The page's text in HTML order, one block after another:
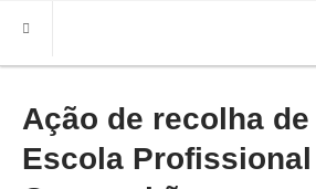
HOME
FREGUESIA
INFO
Ação de recolha
Escola Profissional